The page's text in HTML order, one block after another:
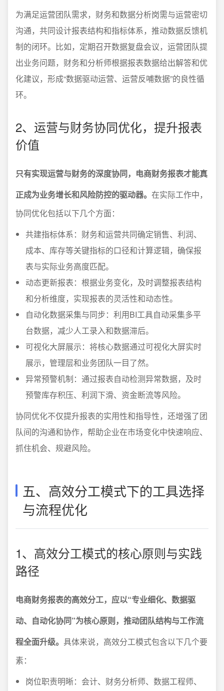
为满足运营团队需求，财务和数据分析岗需与运营密切
沟通，共同设计报表结构和指标体系，推动数据反馈机
制的闭环。比如，定期召开数据复盘会议，运营团队提
出业务问题，财务和分析师根据报表数据给出解答和优
化建议，形成“数据驱动运营、运营反哺数据”的良性循
环。
2、运营与财务协同优化，提升报表
价值
只有实现运营与财务的深度协同，电商财务报表才能真
正成为业务增长和风险防控的驱动器。 在实际工作中，
协同优化包括以下几个方面：
共建指标体系：财务和运营共同确定销售、利润、
成本、库存等关键指标的口径和计算逻辑，确保报
表与实际业务高度匹配。
动态更新报表：根据业务变化，及时调整报表结构
和分析维度，实现报表的灵活性和动态性。
自动化数据采集与同步：利用BI工具自动采集多平
台数据，减少人工录入和数据滞后。
可视化大屏展示：将核心数据通过可视化大屏实时
展示，管理层和业务团队一目了然。
异常预警机制：通过报表自动检测异常数据，及时
预警库存积压、利润下滑、资金断流等风险。
协同优化不仅提升报表的实用性和指导性，还增强了团
队间的沟通和协作，帮助企业在市场变化中快速响应、
抓住机会、规避风险。
五、高效分工模式下的工具选择
与流程优化
1、高效分工模式的核心原则与实践
路径
电商财务报表的高效分工，应以“专业细化、数据驱
动、自动化协同”为核心原则，推动团队结构与工作流
程全面升级。 具体来说，高效分工模式包含以下几个要
素：
岗位职责明晰：会计、财务分析师、数据工程师、